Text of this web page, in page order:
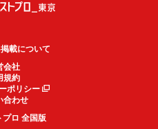
載について
会社
規約
ポリシー
合わせ
プロ 全国版